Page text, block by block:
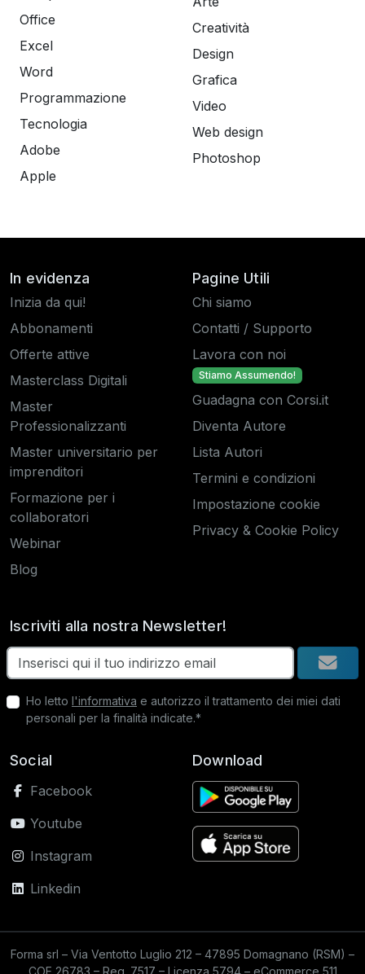
Office
Excel
Word
Programmazione
Tecnologia
Adobe
Apple
Creatività
Design
Grafica
Video
Web design
Photoshop
In evidenza
Inizia da qui!
Abbonamenti
Offerte attive
Masterclass Digitali
Master
Professionalizzanti
Master universitario per
imprenditori
Formazione per i
collaboratori
Webinar
Blog
Pagine Utili
Chi siamo
Contatti / Supporto
Lavora con noi
Stiamo Assumendo!
Guadagna con Corsi.it
Diventa Autore
Lista Autori
Termini e condizioni
Impostazione cookie
Privacy & Cookie Policy
Iscriviti alla nostra Newsletter!
Ho letto l'informativa e autorizzo il trattamento dei miei dati
personali per la finalità indicate.*
Social
Facebook
Youtube
Instagram
Linkedin
Download
Forma srl – Via Ventotto Luglio 212 – 47895 Domagnano (RSM) –
COE 26783 – Reg. 7517 – Licenza 5794 – eCommerce 511